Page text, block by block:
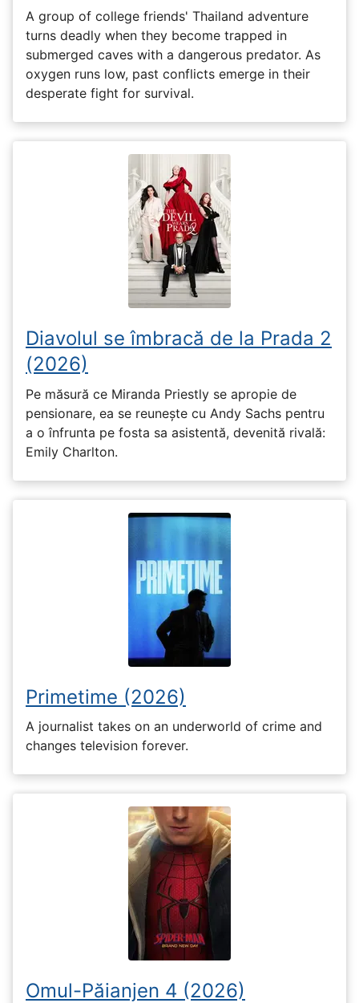
A group of college friends' Thailand adventure
turns deadly when they become trapped in
submerged caves with a dangerous predator. As
oxygen runs low, past conflicts emerge in their
desperate fight for survival.
Diavolul se îmbracă de la Prada 2
(2026)
Pe măsură ce Miranda Priestly se apropie de
pensionare, ea se reunește cu Andy Sachs pentru
a o înfrunta pe fosta sa asistentă, devenită rivală:
Emily Charlton.
Primetime (2026)
A journalist takes on an underworld of crime and
changes television forever.
Omul-Păianjen 4 (2026)